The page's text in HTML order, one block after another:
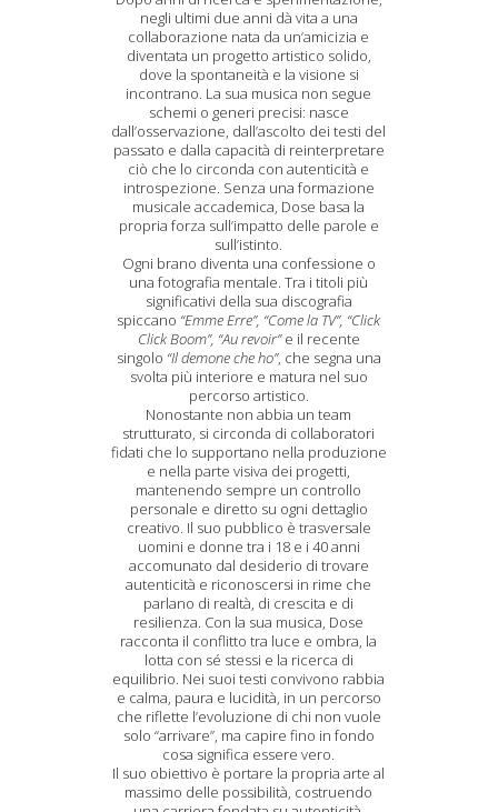
negli ultimi due anni dà vita a una
collaborazione nata da un’amicizia e
diventata un progetto artistico solido,
dove la spontaneità e la visione si
incontrano. La sua musica non segue
schemi o generi precisi: nasce
dall’osservazione, dall’ascolto dei testi del
passato e dalla capacità di reinterpretare
ciò che lo circonda con autenticità e
introspezione. Senza una formazione
musicale accademica, Dose basa la
propria forza sull’impatto delle parole e
sull’istinto.
Ogni brano diventa una confessione o
una fotografia mentale. Tra i titoli più
significativi della sua discografia
spiccano “Emme Erre”, “Come la TV”, “Click
Click Boom”, “Au revoir”e il recente
singolo “Il demone che ho”, che segna una
svolta più interiore e matura nel suo
percorso artistico.
Nonostante non abbia un team
strutturato, si circonda di collaboratori
fidati che lo supportano nella produzione
e nella parte visiva dei progetti,
mantenendo sempre un controllo
personale e diretto su ogni dettaglio
creativo. Il suo pubblico è trasversale
uomini e donne tra i 18 e i 40 anni
accomunato dal desiderio di trovare
autenticità e riconoscersi in rime che
parlano di realtà, di crescita e di
resilienza. Con la sua musica, Dose
racconta il conflitto tra luce e ombra, la
lotta con sé stessi e la ricerca di
equilibrio. Nei suoi testi convivono rabbia
e calma, paura e lucidità, in un percorso
che riflette l’evoluzione di chi non vuole
solo “arrivare”, ma capire fino in fondo
cosa significa essere vero.
Il suo obiettivo è portare la propria arte al
massimo delle possibilità, costruendo